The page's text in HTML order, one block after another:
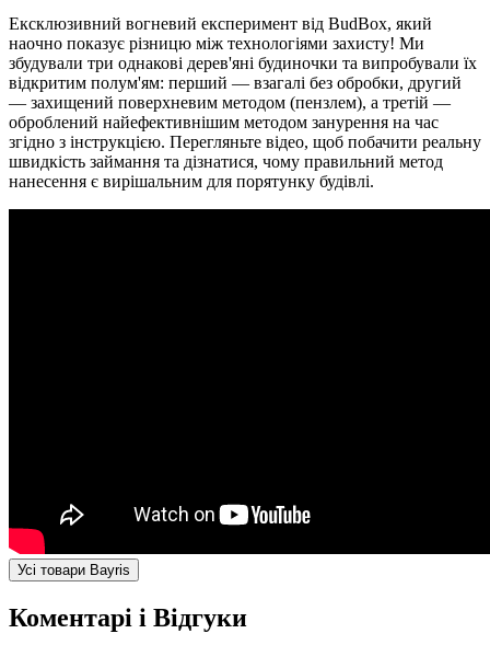
Ексклюзивний вогневий експеримент від BudBox, який
наочно показує різницю між технологіями захисту! Ми
збудували три однакові дерев'яні будиночки та випробували їх
відкритим полум'ям: перший — взагалі без обробки, другий
— захищений поверхневим методом (пензлем), а третій —
оброблений найефективнішим методом занурення на час
згідно з інструкцією. Перегляньте відео, щоб побачити реальну
швидкість займання та дізнатися, чому правильний метод
нанесення є вирішальним для порятунку будівлі.
Усі товари Bayris
Коментарі і Відгуки